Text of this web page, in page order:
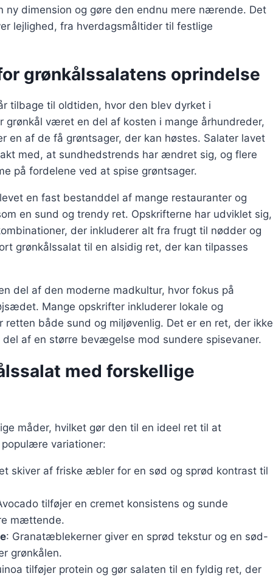
ny dimension og gøre den endnu mere nærende. Det
lejlighed, fra hverdagsmåltider til festlige
grønkålssalatens oprindelse
tilbage til oldtiden, hvor den blev dyrket i
grønkål været en del af kosten i mange århundreder,
en af de få grøntsager, der kan høstes. Salater lavet
med, at sundhedstrends har ændret sig, og flere
på fordelene ved at spise grøntsager.
en fast bestanddel af mange restauranter og
en sund og trendy ret. Opskrifterne har udviklet sig,
der inkluderer alt fra frugt til nødder og
grønkålssalat til en alsidig ret, der kan tilpasses
del af den moderne madkultur, hvor fokus på
Mange opskrifter inkluderer lokale og
retten både sund og miljøvenlig. Det er en ret, der ikke
af en større bevægelse mod sundere spisevaner.
med forskellige
måder, hvilket gør den til en ideel ret til at
variationer:
skiver af friske æbler for en sød og sprød kontrast til
tilføjer en cremet konsistens og sunde
mættende.
: Granatæblekerner giver en sprød tekstur og en sød-
grønkålen.
tilføjer protein og gør salaten til en fyldig ret, der